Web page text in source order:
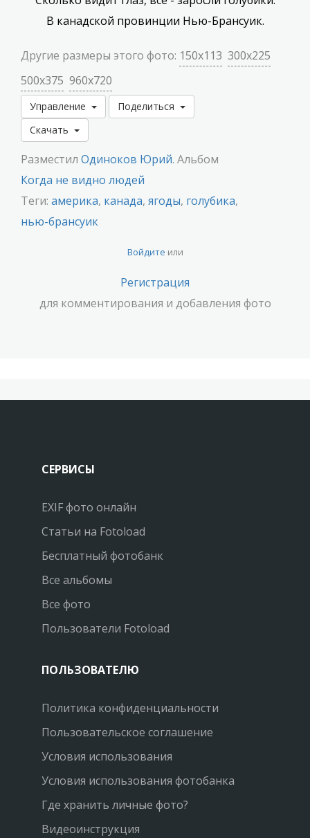
В канадской провинции Нью-Брансуик.
Другие размеры этого фото: 150x113 300x225
500x375 960x720
Управление
Поделиться
Скачать
Разместил Одиноков Юрий. Альбом
Когда не видно людей
Теги: америка, канада, ягоды, голубика,
нью-брансуик
Войдите или
Регистрация
для комментирования и добавления фото
СЕРВИСЫ
EXIF фото онлайн
Статьи на Fotoload
Бесплатный фотобанк
Все альбомы
Все фото
Пользователи Fotoload
ПОЛЬЗОВАТЕЛЮ
Политика конфиденциальности
Пользовательское соглашение
Условия использования
Условия использования фотобанка
Где хранить личные фото?
Видеоинструкция